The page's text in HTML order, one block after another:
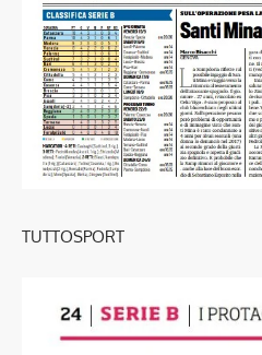
TUTTOSPORT